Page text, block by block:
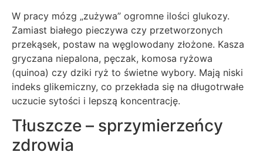
W pracy mózg „zużywa” ogromne ilości glukozy.
Zamiast białego pieczywa czy przetworzonych
przekąsek, postaw na węglowodany złożone. Kasza
gryczana niepalona, pęczak, komosa ryżowa
(quinoa) czy dziki ryż to świetne wybory. Mają niski
indeks glikemiczny, co przekłada się na długotrwałe
uczucie sytości i lepszą koncentrację.
Tłuszcze – sprzymierzeńcy
zdrowia